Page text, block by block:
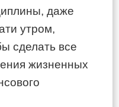
даже
утром,
сделать все
жизненных